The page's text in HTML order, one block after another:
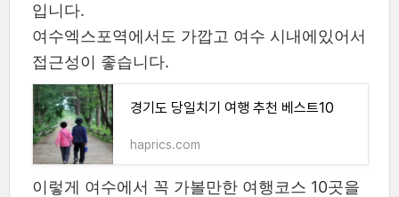
입니다.
여수엑스포역에서도 가깝고 여수 시내에있어서
접근성이 좋습니다.
경기도 당일치기 여행 추천 베스트10
haprics.com
이렇게 여수에서 꼭 가볼만한 여행코스 10곳을